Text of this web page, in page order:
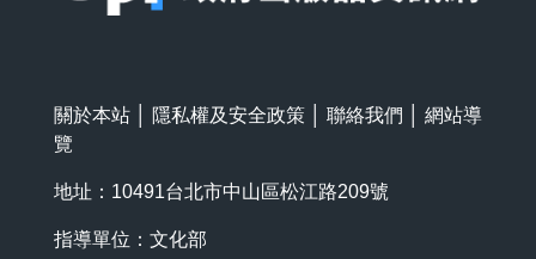
關於本站 隱私權及安全政策 聯絡我們
網站導
覽
地址：10491台北市中山區松江路209號
指導單位：文化部